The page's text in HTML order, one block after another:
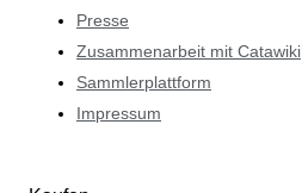
Presse
Zusammenarbeit mit Catawiki
Sammlerplattform
Impressum